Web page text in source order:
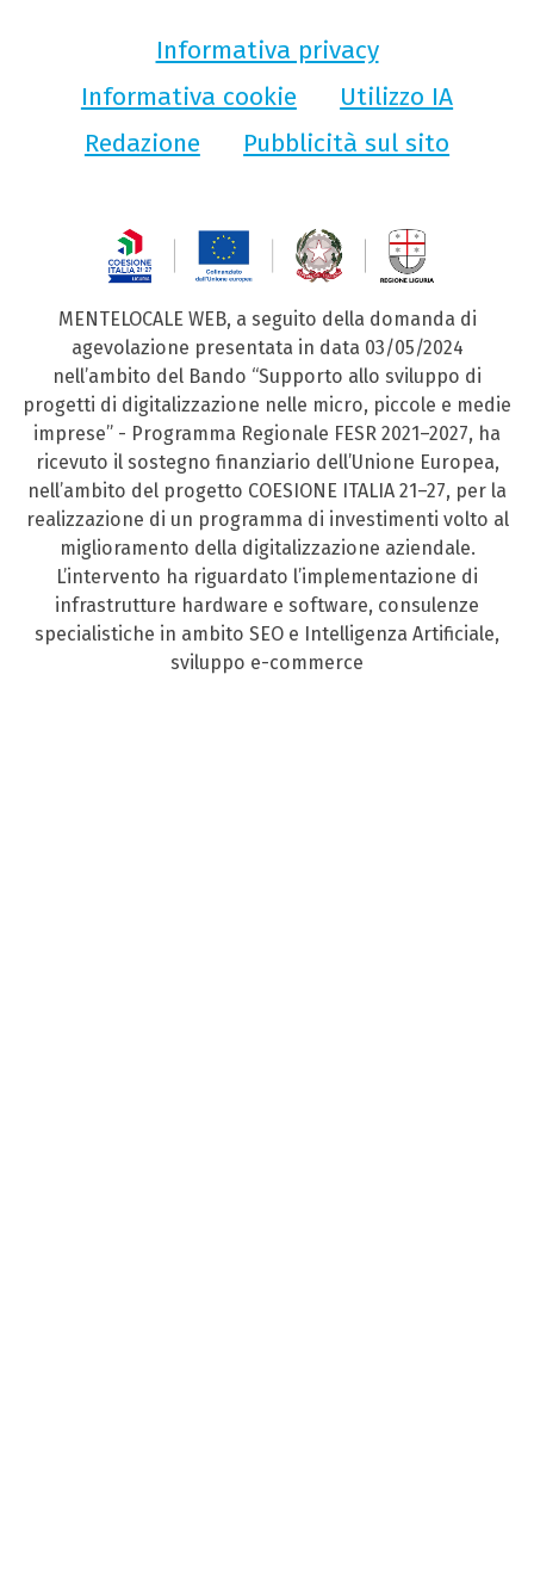
Informativa privacy
Informativa cookie
Utilizzo IA
Redazione
Pubblicità sul sito
MENTELOCALE WEB, a seguito della domanda di
agevolazione presentata in data 03/05/2024
nell’ambito del Bando “Supporto allo sviluppo di
progetti di digitalizzazione nelle micro, piccole e medie
imprese” - Programma Regionale FESR 2021–2027, ha
ricevuto il sostegno finanziario dell’Unione Europea,
nell’ambito del progetto COESIONE ITALIA 21–27, per la
realizzazione di un programma di investimenti volto al
miglioramento della digitalizzazione aziendale.
L’intervento ha riguardato l’implementazione di
infrastrutture hardware e software, consulenze
specialistiche in ambito SEO e Intelligenza Artificiale,
sviluppo e-commerce